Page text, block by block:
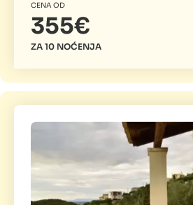
CENA OD
355€
ZA 10 NOĆENJA